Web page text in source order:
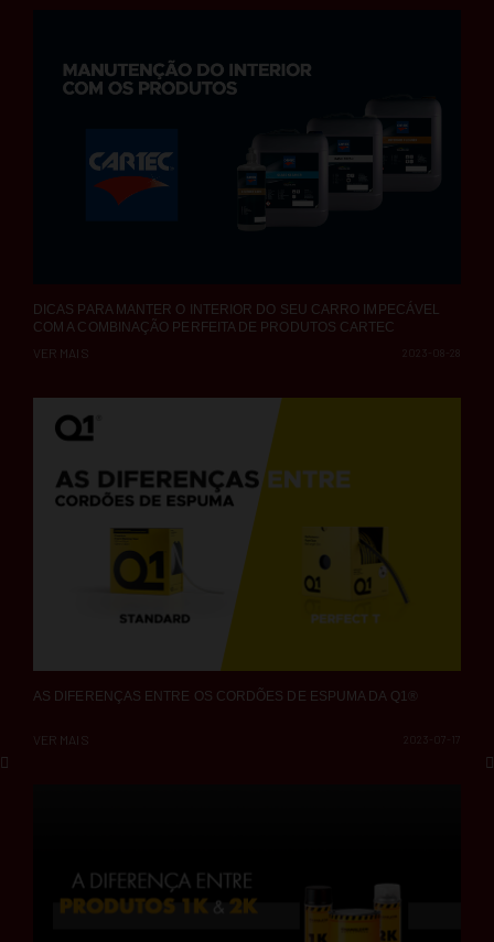
DICAS PARA MANTER O INTERIOR DO SEU CARRO IMPECÁVEL
COM A COMBINAÇÃO PERFEITA DE PRODUTOS CARTEC
2023-08-28
VER MAIS
AS DIFERENÇAS ENTRE OS CORDÕES DE ESPUMA DA Q1®
2023-07-17
VER MAIS